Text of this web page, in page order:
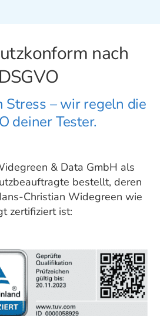
nach
DSGVO
Stress – wir regeln die
deiner Tester.
& Data GmbH als
bestellt, deren
Christian Widegreen wie
zertifiziert ist: